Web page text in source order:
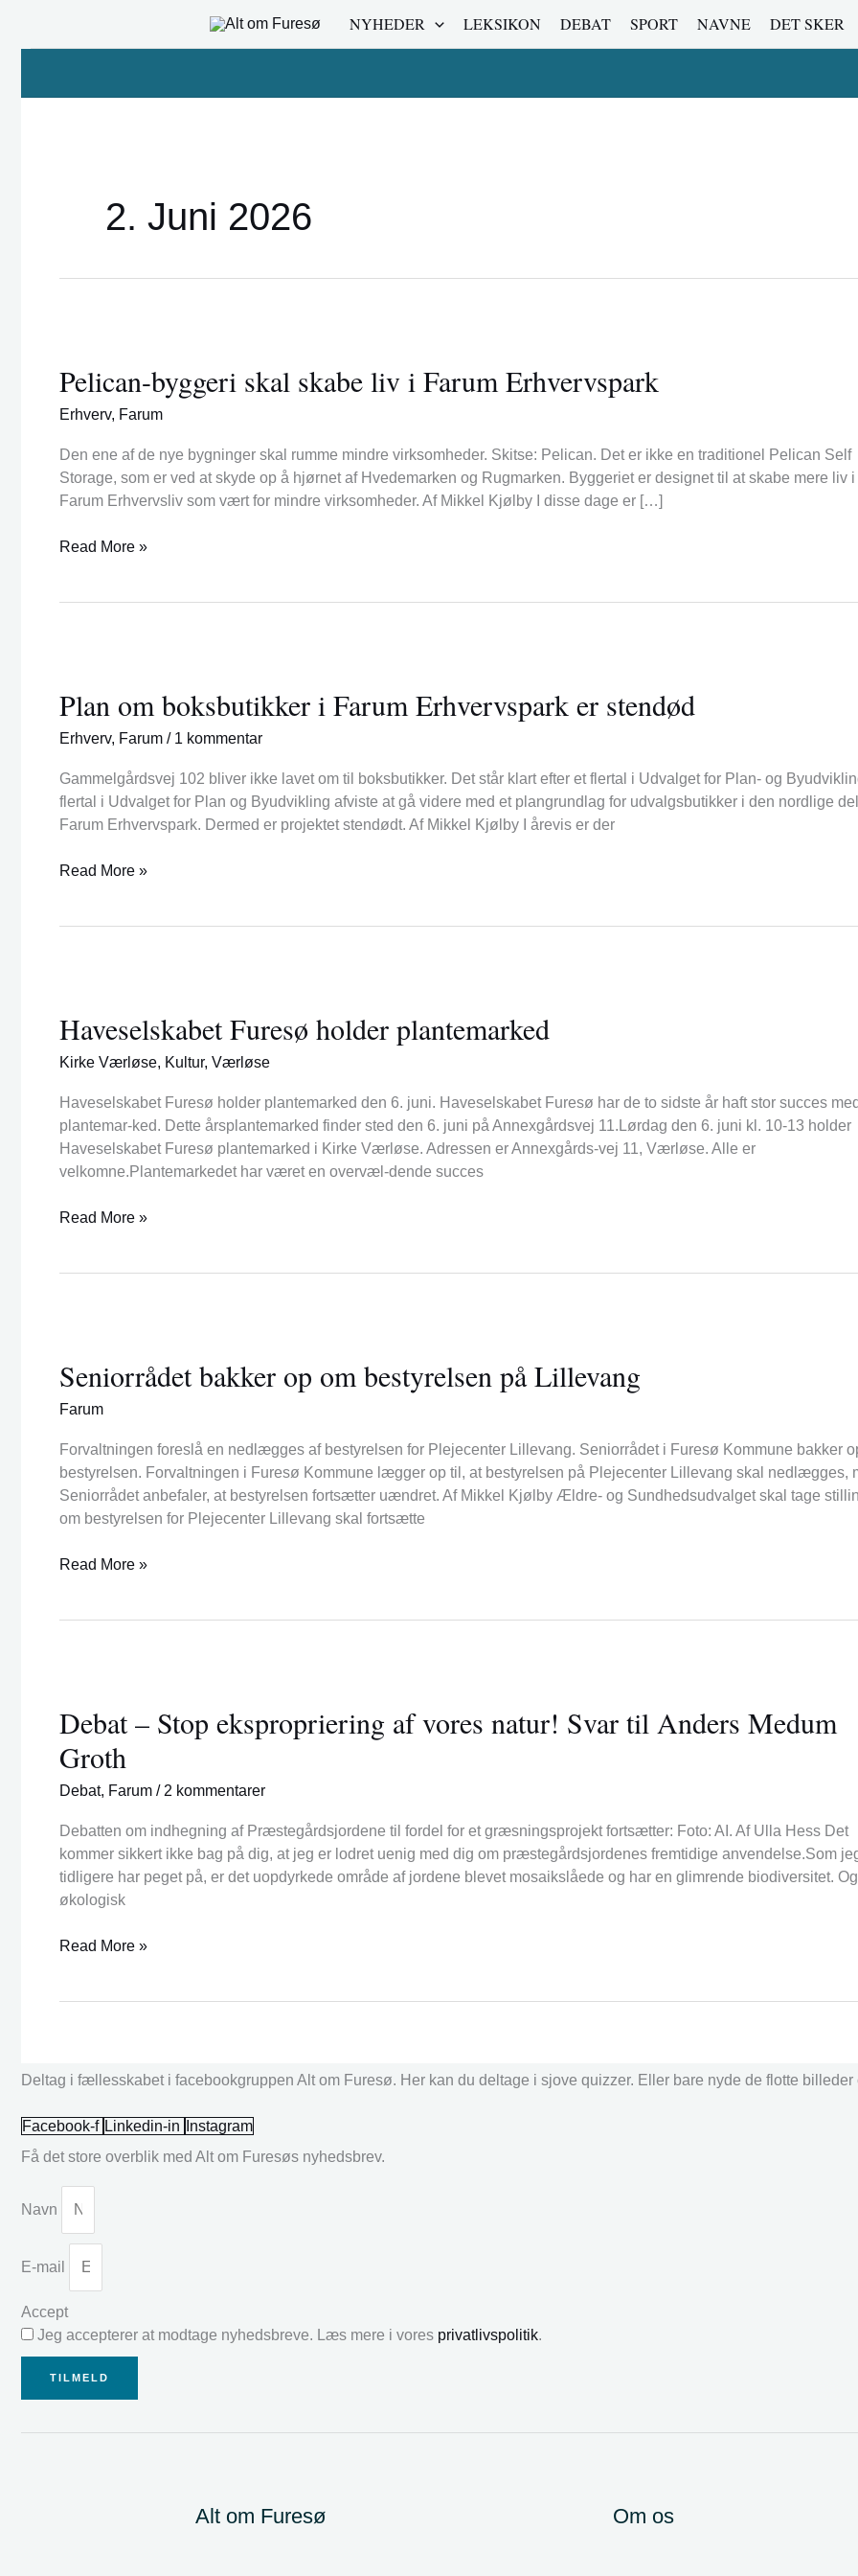
NYHEDER LEKSIKON DEBAT SPORT NAVNE DET SKER
2. Juni 2026
Pelican-byggeri skal skabe liv i Farum Erhvervspark
Erhverv, Farum
Den ene af de nye bygninger skal rumme mindre virksomheder. Skitse: Pelican. Det er ikke en traditionel Pelican Self
Storage, som er ved at skyde op å hjørnet af Hvedemarken og Rugmarken. Byggeriet er designet til at skabe mere liv i
Farum Erhvervsliv som vært for mindre virksomheder. Af Mikkel Kjølby I disse dage er […]
skal
skabe
liv
Farum
Erhvervspark
Read More »
Plan om boksbutikker i Farum Erhvervspark er stendød
Erhverv, Farum / 1 kommentar
Gammelgårdsvej 102 bliver ikke lavet om til boksbutikker. Det står klart efter et flertal i Udvalget for Plan- og
flertal i Udvalget for Plan og Byudvikling afviste at gå videre med et plangrundlag for udvalgsbutikker i den nordlige
Farum Erhvervspark. Dermed er projektet stendødt. Af Mikkel Kjølby I årevis er der
boksbutikker
i
Farum
er
stendød
Read More »
Haveselskabet Furesø holder plantemarked
Kirke Værløse, Kultur, Værløse
Haveselskabet Furesø holder plantemarked den 6. juni. Haveselskabet Furesø har de to sidste år haft stor succes
plantemar-ked. Dette årsplantemarked finder sted den 6. juni på Annexgårdsvej 11.Lørdag den 6. juni kl. 10-13 holder
Haveselskabet Furesø plantemarked i Kirke Værløse. Adressen er Annexgårds-vej 11, Værløse. Alle er
velkomne.Plantemarkedet har været en overvæl-dende succes
holder
plantemarked
Read More »
Seniorrådet bakker op om bestyrelsen på Lillevang
Farum
Forvaltningen foreslå en nedlægges af bestyrelsen for Plejecenter Lillevang. Seniorrådet i Furesø Kommune bakker
bestyrelsen. Forvaltningen i Furesø Kommune lægger op til, at bestyrelsen på Plejecenter Lillevang skal nedlægges,
Seniorrådet anbefaler, at bestyrelsen fortsætter uændret. Af Mikkel Kjølby Ældre- og Sundhedsudvalget skal tage
om bestyrelsen for Plejecenter Lillevang skal fortsætte
op
om
bestyrelsen
Lillevang
Read More »
Debat – Stop ekspropriering af vores natur! Svar til Anders Medum
Groth
Debat, Farum / 2 kommentarer
Debatten om indhegning af Præstegårdsjordene til fordel for et græsningsprojekt fortsætter: Foto: AI. Af Ulla Hess Det
kommer sikkert ikke bag på dig, at jeg er lodret uenig med dig om præstegårdsjordenes fremtidige anvendelse.Som
tidligere har peget på, er det uopdyrkede område af jordene blevet mosaikslåede og har en glimrende biodiversitet.
økologisk
Stop
ekspropriering
af
vores
Svar
til
Anders
Medum
Read More »
Deltag i fællesskabet i facebookgruppen Alt om Furesø. Her kan du deltage i sjove quizzer. Eller bare nyde de flotte
Facebook-f Linkedin-in
Instagram
Få det store overblik med Alt om Furesøs nyhedsbrev.
Navn
E-mail
Accept
Jeg accepterer at modtage nyhedsbreve. Læs mere i vores privatlivspolitik.
TILMELD
Alt om Furesø Om os